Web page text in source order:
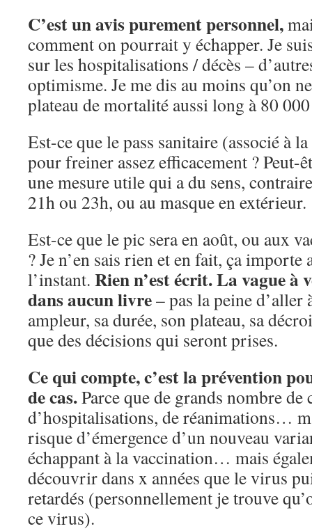
C’est un avis purement personnel,
comment on pourrait y échapper. Je
sur les hospitalisations / décès –
optimisme. Je me dis au moins qu’on
plateau de mortalité aussi long à 80
Est-ce que le pass sanitaire (associé à
pour freiner assez efficacement ? Peut-
une mesure utile qui a du sens,
21h ou 23h, ou au masque en extérieur.
Est-ce que le pic sera en août, ou aux
? Je n’en sais rien et en fait, ça importe
l’instant. Rien n’est écrit. La vague à
dans aucun livre– pas la peine d’aller
ampleur, sa durée, son plateau, sa
que des décisions qui seront prises.
Ce qui compte, c’est la prévention
de cas.Parce que de grands nombre de
d’hospitalisations, de réanimations…
risque d’émergence d’un nouveau
échappant à la vaccination… mais
découvrir dans x années que le virus
retardés (personnellement je trouve
ce virus).